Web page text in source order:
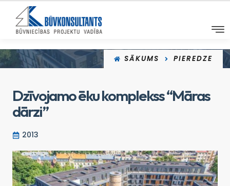
SĀKUMS PIEREDZE
Dzīvojamo ēku komplekss “Māras
dārzi”
2013